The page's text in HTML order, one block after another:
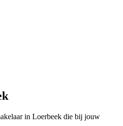
in Loerbeek die bij jouw